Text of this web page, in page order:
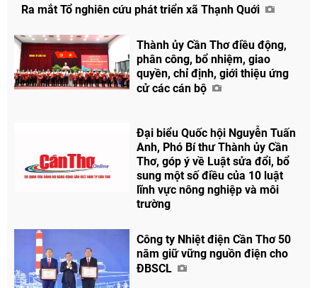
Ra mắt Tổ nghiên cứu phát triển xã Thạnh Quới
Thành ủy Cần Thơ điều động,
phân công, bổ nhiệm, giao
quyền, chỉ định, giới thiệu ứng
cử các cán bộ
Đại biểu Quốc hội Nguyễn Tuấn
Anh, Phó Bí thư Thành ủy Cần
Thơ, góp ý về Luật sửa đổi, bổ
sung một số điều của 10 luật
lĩnh vực nông nghiệp và môi
trường
Công ty Nhiệt điện Cần Thơ 50
năm giữ vững nguồn điện cho
ĐBSCL